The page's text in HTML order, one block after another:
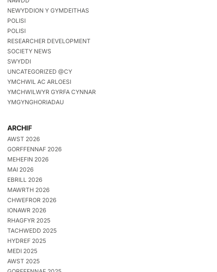
NEWYDDION Y GYMDEITHAS
POLISI
POLISI
RESEARCHER DEVELOPMENT
SOCIETY NEWS
SWYDDI
UNCATEGORIZED @CY
YMCHWIL AC ARLOESI
YMCHWILWYR GYRFA CYNNAR
YMGYNGHORIADAU
ARCHIF
AWST 2026
GORFFENNAF 2026
MEHEFIN 2026
MAI 2026
EBRILL 2026
MAWRTH 2026
CHWEFROR 2026
IONAWR 2026
RHAGFYR 2025
TACHWEDD 2025
HYDREF 2025
MEDI 2025
AWST 2025